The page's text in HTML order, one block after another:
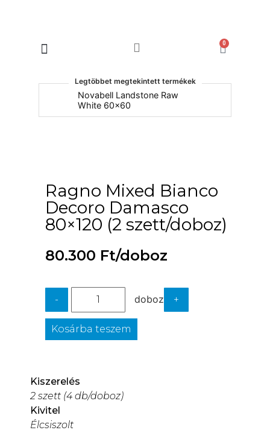
0
Legtöbbet megtekintett termékek
Novabell Landstone Raw
White 60x60
Ragno Mixed Bianco
Decoro Damasco
80×120 (2 szett/doboz)
80.300 Ft/doboz
- doboz +
Kosárba teszem
Kiszerelés
2 szett (4 db/doboz)
Kivitel
Élcsiszolt